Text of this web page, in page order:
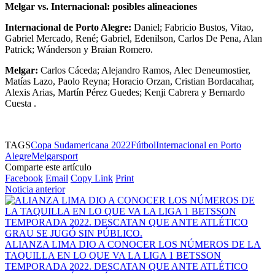
Melgar vs. Internacional: posibles alineaciones
Internacional de Porto Alegre: Daniel; Fabricio Bustos, Vitao,
Gabriel Mercado, René; Gabriel, Edenilson, Carlos De Pena, Alan
Patrick; Wánderson y Braian Romero.
Melgar: Carlos Cáceda; Alejandro Ramos, Alec Deneumostier,
Matías Lazo, Paolo Reyna; Horacio Orzan, Cristian Bordacahar,
Alexis Arias, Martín Pérez Guedes; Kenji Cabrera y Bernardo
Cuesta .
TAGSCopa Sudamericana 2022FútbolInternacional en Porto
AlegreMelgarsport
Comparte este artículo
Facebook Email Copy Link Print
Noticia anterior
ALIANZA LIMA DIO A CONOCER LOS NÚMEROS DE LA
TAQUILLA EN LO QUE VA LA LIGA 1 BETSSON
TEMPORADA 2022. DESCATAN QUE ANTE ATLÉTICO